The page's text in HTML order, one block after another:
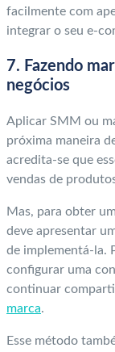
facilmente com
integrar o seu e-
7. Fazendo
negócios
Aplicar SMM ou
próxima maneira
acredita-se que
vendas de
Mas, para obter
deve apresentar
de implementá-la.
configurar uma
continuar
marca.
Esse método